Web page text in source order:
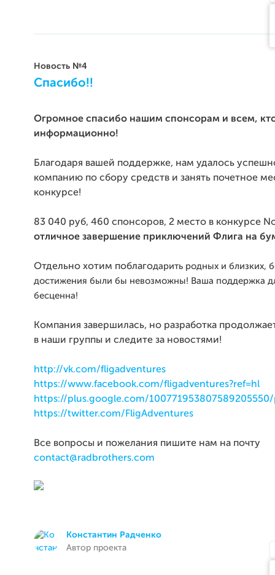
Новость №4
Спасибо!!
Огромное спасибо нашим спонсорам и всем,
информационно!
Благодаря вашей поддержке, нам удалось
компанию по сбору средств и занять почетное
конкурсе!
83 040 руб, 460 спонсоров, 2 место в конкурсе
отличное завершение приключений Флига на
Отдельно хотим поблагодарить родных и близких,
достижения были бы невозможны! Ваша поддержка
бесценна!
Компания завершилась, но разработка
в наши группы и следите за новостями!
http://vk.com/fligadventures
https://www.facebook.com/fligadventures?ref=hl
https://plus.google.com/
https://twitter.com/FligAdventures
Все вопросы и пожелания пишите нам на почту
contact@radbrothers.com
Константин Радченко
Автор проекта